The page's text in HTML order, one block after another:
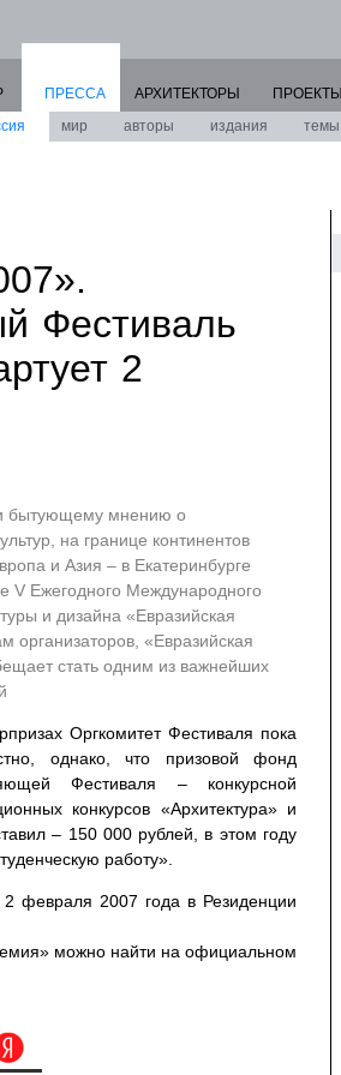
ПРЕССА
мир авторы издания темы
АРХИТЕКТОРЫ ПРОЕКТЫ
Фестиваль
2
бытующему мнению о
на границе континентов
и Азия – в Екатеринбурге
V Ежегодного Международного
и дизайна «Евразийская
организаторов, «Евразийская
стать одним из важнейших
Оргкомитет Фестиваля пока
однако, что призовой фонд
Фестиваля – конкурсной
конкурсов «Архитектура» и
– 150 000 рублей, в этом году
работу».
2 февраля 2007 года в Резиденции
можно найти на официальном